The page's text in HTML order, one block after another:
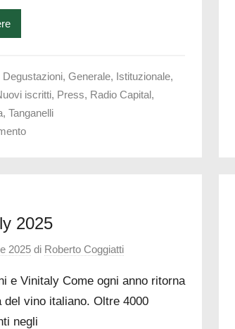
Degustazioni, Generale, Istituzionale,
iscritti, Press, Radio Capital,
, Tanganelli
2025
2025 di Roberto Coggiatti
e Vinitaly Come ogni anno ritorna
vino italiano. Oltre 4000
negli